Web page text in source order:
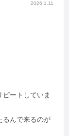
2026.1.11
ートしていま
るんで来るのが